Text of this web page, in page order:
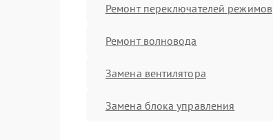
Ремонт переключателей режимов
Ремонт волновода
Замена вентилятора
Замена блока управления